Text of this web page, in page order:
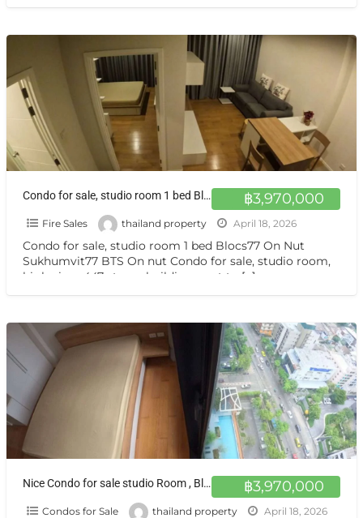
฿3,970,000
Condo for sale, studio room 1 bed Blocs77 On Nut Sukhumvit77 BTS On nut
Fire Sales thailand property April 18, 2026
Condo for sale, studio room 1 bed Blocs77 On Nut
Sukhumvit77 BTS On nut Condo for sale, studio room,
high view, 447-storey building, next to […]
฿3,970,000
Nice Condo for sale studio Room , Blocs77 closed BTS Sukhumvit 77 ขายคอนโด ห้องสวย วิวสูง 1 นอน Blocs77 อ่อนนุช
Condos for Sale thailand property April 18, 2026